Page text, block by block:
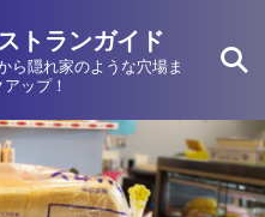
トランガイド
ら隠れ家のような穴場ま
ップ！